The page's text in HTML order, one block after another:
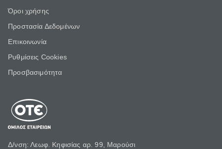
Όροι χρήσης
Προστασία Δεδομένων
Επικοινωνία
Ρυθμίσεις Cookies
Προσβασιμότητα
Δ/νση: Λεωφ. Κηφισίας αρ. 99, Μαρούσι